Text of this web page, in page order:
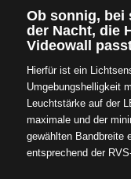
Ob sonnig, bei
der Nacht, die
Videowall
Hierfür ist ein
Umgebungshelligkeit
Leuchtstärke auf der
maximale und der
gewählten Bandbreite
entsprechend der